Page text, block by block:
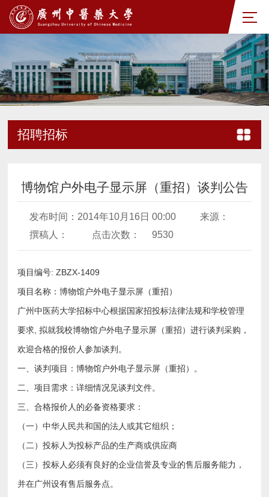
招聘招标
博物馆户外电子显示屏（重招）谈判公告
发布时间：2014年10月16日 00:00
来源：
撰稿人：
点击次数： 9530
项目编号: ZBZX-1409
项目名称：博物馆户外电子显示屏（重招）
广州中医药大学招标中心根据国家招投标法律法规和学校管理
要求, 拟就我校博物馆户外电子显示屏（重招）进行谈判采购，
欢迎合格的报价人参加谈判。
一、谈判项目：博物馆户外电子显示屏（重招）。
二、项目需求：详细情况见谈判文件。
三、合格报价人的必备资格要求：
（一）中华人民共和国的法人或其它组织；
（二）投标人为投标产品的生产商或供应商
（三）投标人必须有良好的企业信誉及专业的售后服务能力，
并在广州设有售后服务点。